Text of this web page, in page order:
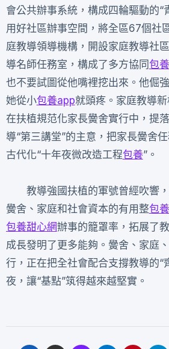
會公共辦事系統，構成四輪驅動的“
用好社區辦事空間，將全區67個社
庭教導領導機構，開設家庭教導社
導名師任務室，構成了多方協同包
也不要試圖從他嘴裡挖出來。他倔
她從小包養app就頭疼。家庭教導
在扶植規范化家長黌舍實行中，提
導“第三講堂”的主意，把家長黌舍
古代化“十年夜微改造工程包養”。
教導強國扶植的軍號曾經吹響
黌舍、家庭和社會資本的有用整包
包養甜心網辦事的籠罩率，拓展了
成長發明了更多能夠。黌舍、家庭
行，正在把全社會配合支撐教導的“
夜，讓“基點”筑得越來越堅實。